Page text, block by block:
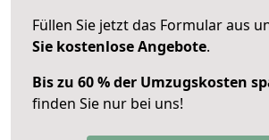
Füllen Sie jetzt das Formular aus
Sie kostenlose Angebote.
Bis zu 60 % der Umzugskosten
finden Sie nur bei uns!